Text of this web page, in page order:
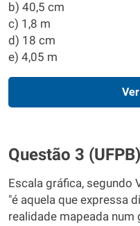
b) 40,5 cm
c) 1,8 m
d) 18 cm
e) 4,05 m
Questão 3 (UFPB)
Escala gráfica, segundo
"é aquela que expressa
realidade mapeada